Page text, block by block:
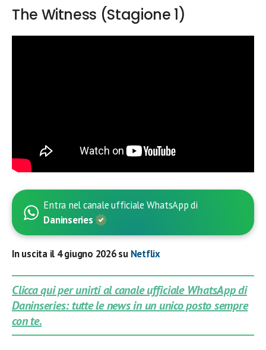
The Witness (Stagione 1)
Entra nel canale ufficiale WhatsApp di
Daninseries
In uscita il 4 giugno 2026 su Netflix
Clicca qui per unirti al canale ufficiale WhatsApp di
Daninseries: tutte le news in un unico posto sempre
con te.